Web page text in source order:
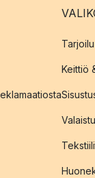
Keittiö